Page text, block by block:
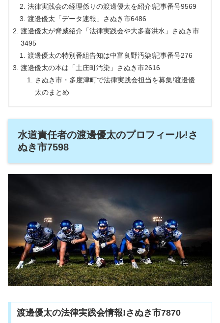
法律実践会の経理係りの渡邊優太を紹介!記事番号9569
渡邊優太「データ速報」さぬき市6486
渡邊優太が脅威紹介「法律実践会や大多喜洪水」さぬき市
3495
渡邊優太の特別番組告知は中富良野汚染!記事番号276
渡邊優太の本は「土庄町汚染」さぬき市2616
さぬき市・多度津町で法律実践会担当を募集!渡邊優
太のまとめ
水道責任者の渡邊優太のプロフィール!さ
ぬき市7598
渡邊優太の法律実践会情報!さぬき市7870